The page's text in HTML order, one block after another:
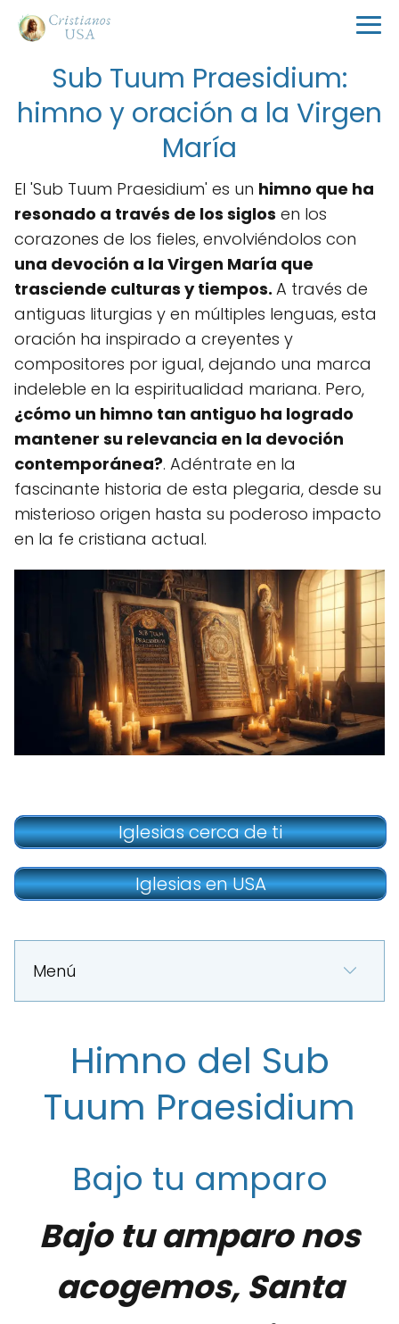
Sub Tuum Praesidium:
himno y oración a la Virgen
María
El 'Sub Tuum Praesidium' es un himno que ha
resonado a través de los siglos en los
corazones de los fieles, envolviéndolos con
una devoción a la Virgen María que
trasciende culturas y tiempos. A través de
antiguas liturgias y en múltiples lenguas, esta
oración ha inspirado a creyentes y
compositores por igual, dejando una marca
indeleble en la espiritualidad mariana. Pero,
¿cómo un himno tan antiguo ha logrado
mantener su relevancia en la devoción
contemporánea?. Adéntrate en la
fascinante historia de esta plegaria, desde su
misterioso origen hasta su poderoso impacto
en la fe cristiana actual.
Iglesias cerca de ti
Iglesias en USA
Menú
Himno del Sub
Tuum Praesidium
Bajo tu amparo
Bajo tu amparo nos
acogemos, Santa